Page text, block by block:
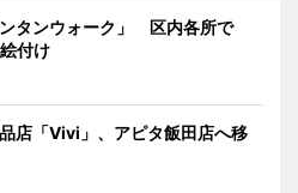
タンウォーク」 区内各所で
付け
店「Vivi」、アピタ飯田店へ移